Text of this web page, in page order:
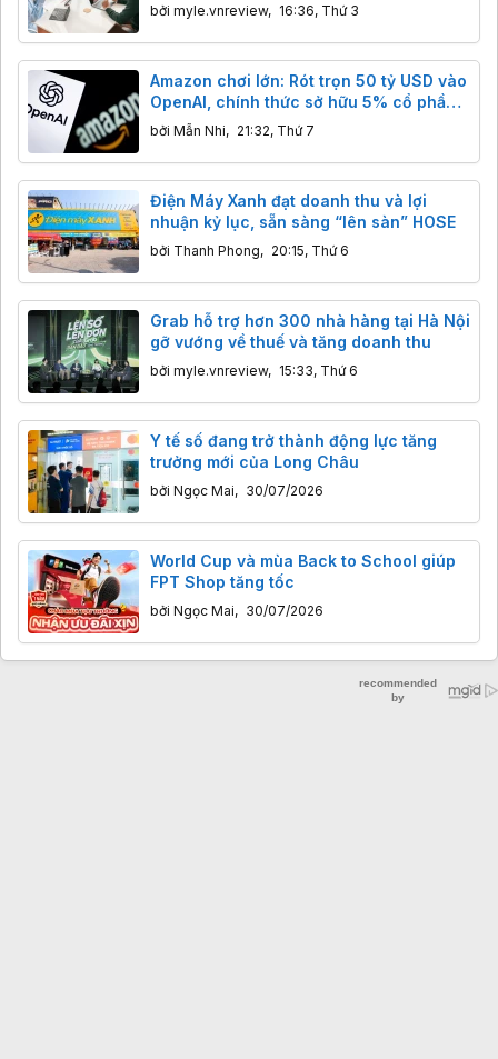
bởi myle.vnreview, 16:36, Thứ 3
Amazon chơi lớn: Rót trọn 50 tỷ USD vào
OpenAI, chính thức sở hữu 5% cổ phần
trước thềm IPO
bởi Mẫn Nhi, 21:32, Thứ 7
Điện Máy Xanh đạt doanh thu và lợi
nhuận kỷ lục, sẵn sàng “lên sàn” HOSE
bởi Thanh Phong, 20:15, Thứ 6
Grab hỗ trợ hơn 300 nhà hàng tại Hà Nội
gỡ vướng về thuế và tăng doanh thu
bởi myle.vnreview, 15:33, Thứ 6
Y tế số đang trở thành động lực tăng
trưởng mới của Long Châu
bởi Ngọc Mai, 30/07/2026
World Cup và mùa Back to School giúp
FPT Shop tăng tốc
bởi Ngọc Mai, 30/07/2026